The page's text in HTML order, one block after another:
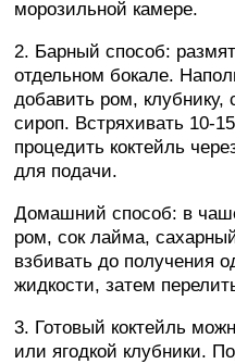
морозильной камере.
2. Барный способ:
отдельном бокале.
добавить ром,
сироп. Встряхивать 10-
процедить коктейль
для подачи.
Домашний способ: в
ром, сок лайма,
взбивать до получения
жидкости, затем
3. Готовый коктейль
или ягодкой клубники.